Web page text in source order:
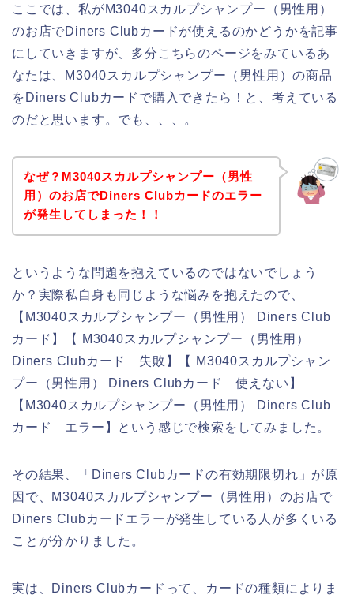
ここでは、私がM3040スカルプシャンプー（男性用）
のお店でDiners Clubカードが使えるのかどうかを記事
にしていきますが、多分こちらのページをみているあ
なたは、M3040スカルプシャンプー（男性用）の商品
をDiners Clubカードで購入できたら！と、考えている
のだと思います。でも、、、。
なぜ？M3040スカルプシャンプー（男性
用）のお店でDiners Clubカードのエラー
が発生してしまった！！
というような問題を抱えているのではないでしょう
か？実際私自身も同じような悩みを抱えたので、
【M3040スカルプシャンプー（男性用） Diners Club
カード】【 M3040スカルプシャンプー（男性用）
Diners Clubカード 失敗】【 M3040スカルプシャン
プー（男性用） Diners Clubカード 使えない】
【M3040スカルプシャンプー（男性用） Diners Club
カード エラー】という感じで検索をしてみました。
その結果、「Diners Clubカードの有効期限切れ」が原
因で、M3040スカルプシャンプー（男性用）のお店で
Diners Clubカードエラーが発生している人が多くいる
ことが分かりました。
実は、Diners Clubカードって、カードの種類によりま